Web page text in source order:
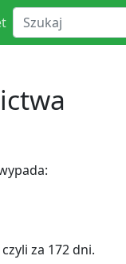
za 172 dni.